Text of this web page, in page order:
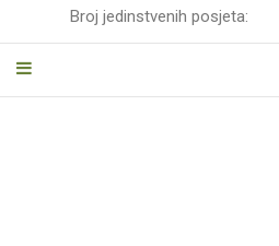
Broj jedinstvenih posjeta: